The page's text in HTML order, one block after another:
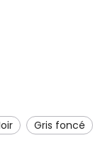
Noir gris foncé